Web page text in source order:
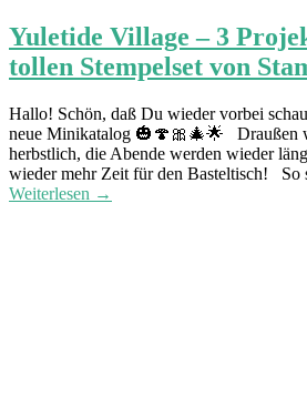
Yuletide Village – 3
tollen Stempelset von
Hallo! Schön, daß Du wieder vorbei
neue Minikatalog 🎃🍄🎀🎄🌟 Draußen
herbstlich, die Abende werden wieder
wieder mehr Zeit für den Basteltisch! So
Weiterlesen →